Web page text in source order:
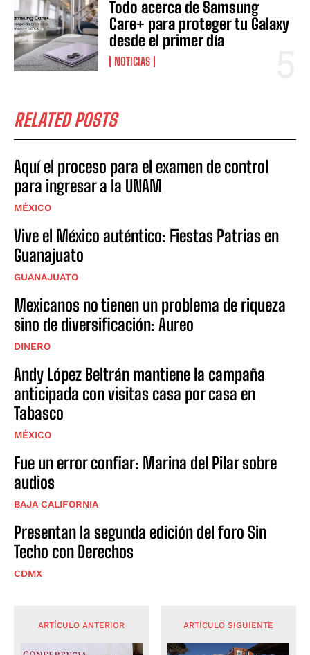
Todo acerca de Samsung
Care+ para proteger tu Galaxy
desde el primer día
NOTICIAS
RELATED POSTS
Aquí el proceso para el examen de control
para ingresar a la UNAM
MÉXICO
Vive el México auténtico: Fiestas Patrias en
Guanajuato
GUANAJUATO
Mexicanos no tienen un problema de riqueza
sino de diversificación: Aureo
DINERO
Andy López Beltrán mantiene la campaña
anticipada con visitas casa por casa en
Tabasco
MÉXICO
Fue un error confiar: Marina del Pilar sobre
audios
BAJA CALIFORNIA
Presentan la segunda edición del foro Sin
Techo con Derechos
CDMX
ARTÍCULO ANTERIOR ARTÍCULO SIGUIENTE